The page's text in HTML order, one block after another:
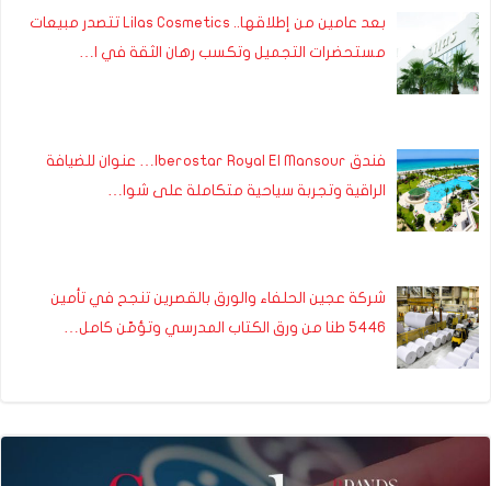
بعد عامين من إطلاقها.. Lilas Cosmetics تتصدر مبيعات
مستحضرات التجميل وتكسب رهان الثقة في ا…
فندق Iberostar Royal El Mansour… عنوان للضيافة
الراقية وتجربة سياحية متكاملة على شوا…
شركة عجين الحلفاء والورق بالقصرين تنجح في تأمين
5446 طنا من ورق الكتاب المدرسي وتؤمّن كامل…